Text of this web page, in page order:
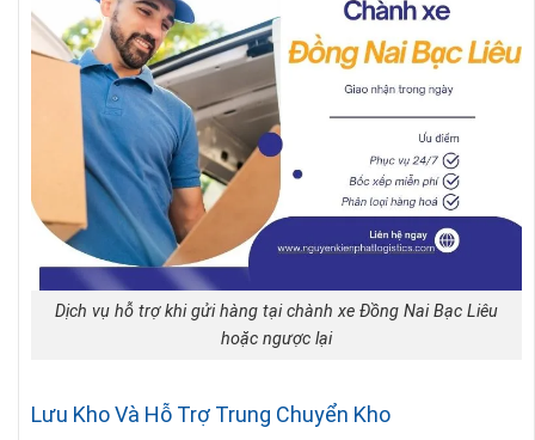
Dịch vụ hỗ trợ khi gửi hàng tại chành xe Đồng Nai Bạc Liêu
hoặc ngược lại
Lưu Kho Và Hỗ Trợ Trung Chuyển Kho